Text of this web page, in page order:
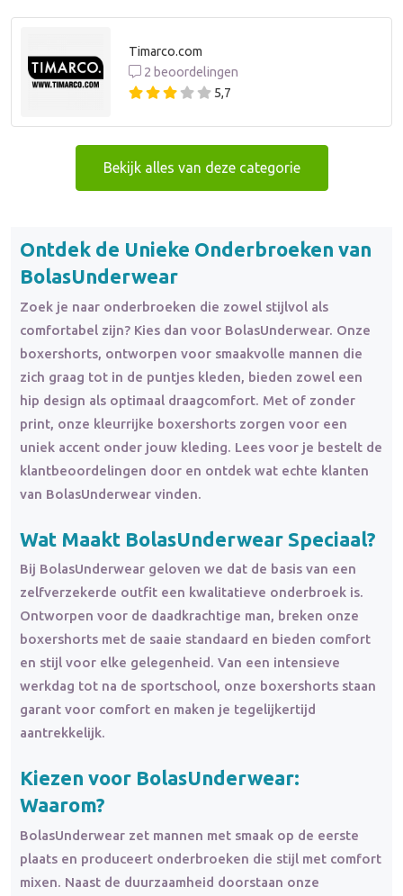
Timarco.com
2 beoordelingen
5,7
Bekijk alles van deze categorie
Ontdek de Unieke Onderbroeken van
BolasUnderwear
Zoek je naar onderbroeken die zowel stijlvol als
comfortabel zijn? Kies dan voor BolasUnderwear. Onze
boxershorts, ontworpen voor smaakvolle mannen die
zich graag tot in de puntjes kleden, bieden zowel een
hip design als optimaal draagcomfort. Met of zonder
print, onze kleurrijke boxershorts zorgen voor een
uniek accent onder jouw kleding. Lees voor je bestelt de
klantbeoordelingen door en ontdek wat echte klanten
van BolasUnderwear vinden.
Wat Maakt BolasUnderwear Speciaal?
Bij BolasUnderwear geloven we dat de basis van een
zelfverzekerde outfit een kwalitatieve onderbroek is.
Ontworpen voor de daadkrachtige man, breken onze
boxershorts met de saaie standaard en bieden comfort
en stijl voor elke gelegenheid. Van een intensieve
werkdag tot na de sportschool, onze boxershorts staan
garant voor comfort en maken je tegelijkertijd
aantrekkelijk.
Kiezen voor BolasUnderwear:
Waarom?
BolasUnderwear zet mannen met smaak op de eerste
plaats en produceert onderbroeken die stijl met comfort
mixen. Naast de duurzaamheid doorstaan onze